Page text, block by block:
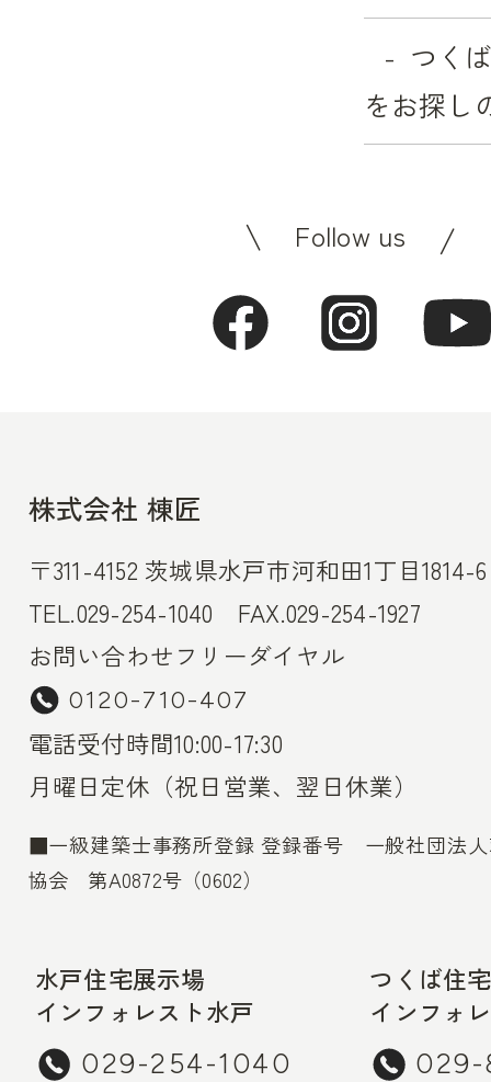
つく
をお探し
Follow us
株式会社 棟匠
〒311-4152 茨城県水戸市河和田1丁目1814-6
TEL.029-254-1040 FAX.029-254-1927
お問い合わせフリーダイヤル
0120-710-407
電話受付時間10:00-17:30
月曜日定休（祝日営業、翌日休業）
■一級建築士事務所登録 登録番号 一般社団法人
協会 第A0872号（0602）
水戸住宅展示場
インフォレスト水戸
029-254-1040
つくば住
インフォ